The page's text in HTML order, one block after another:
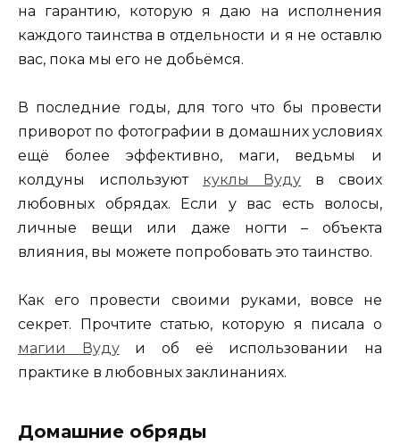
на гарантию, которую я даю на исполнения
каждого таинства в отдельности и я не оставлю
вас, пока мы его не добьёмся.
В последние годы, для того что бы провести
приворот по фотографии в домашних условиях
ещё более эффективно, маги, ведьмы и
колдуны используют куклы Вуду в своих
любовных обрядах. Если у вас есть волосы,
личные вещи или даже ногти – объекта
влияния, вы можете попробовать это таинство.
Как его провести своими руками, вовсе не
секрет. Прочтите статью, которую я писала о
магии Вудуи об её использовании на
практике в любовных заклинаниях.
Домашние обряды